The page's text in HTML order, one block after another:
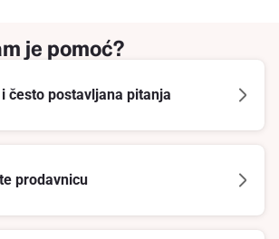
je pomoć?
često postavljana pitanja
prodavnicu